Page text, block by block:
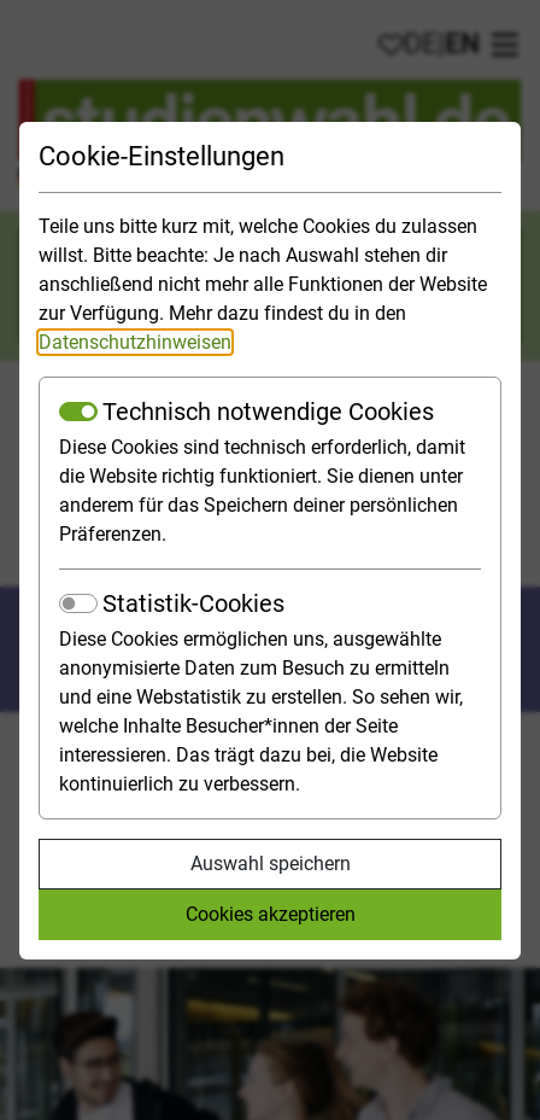
Cookie-Einstellungen
Teile uns bitte kurz mit, welche Cookies du zulassen
willst. Bitte beachte: Je nach Auswahl stehen dir
anschließend nicht mehr alle Funktionen der Website
zur Verfügung. Mehr dazu findest du in den
Datenschutzhinweisen
Technisch notwendige Cookies
Diese Cookies sind technisch erforderlich, damit
die Website richtig funktioniert. Sie dienen unter
anderem für das Speichern deiner persönlichen
Präferenzen.
Statistik-Cookies
Diese Cookies ermöglichen uns, ausgewählte
anonymisierte Daten zum Besuch zu ermitteln
und eine Webstatistik zu erstellen. So sehen wir,
welche Inhalte Besucher*innen der Seite
interessieren. Das trägt dazu bei, die Website
kontinuierlich zu verbessern.
Auswahl speichern
Cookies akzeptieren
My favorites
DE EN
Search category
Studies & Universities Study Opportunities
Homepage[Translate to English:] Top-Themen
Engagement neben dem
Studium
DAS EHRENAMT ALS WERTVOLLE
PRAXISERFAHRUNG
Freiwilliges Engagement neben dem Studium lohnt
sich: Für die Gesellschaft, aber auch für die eigene
Persönlichkeitsentwicklung und das spätere